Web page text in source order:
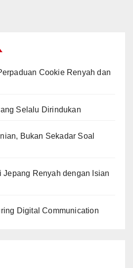
Cookie Renyah dan
Selalu Dirindukan
Bukan Sekadar Soal
Jepang Renyah dengan Isian
Digital Communication